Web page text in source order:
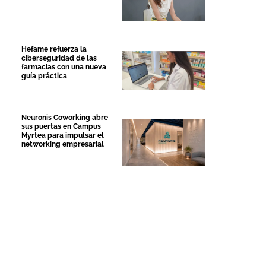
Hefame refuerza la
ciberseguridad de las
farmacias con una nueva
guía práctica
Neuronis Coworking abre
sus puertas en Campus
Myrtea para impulsar el
networking empresarial